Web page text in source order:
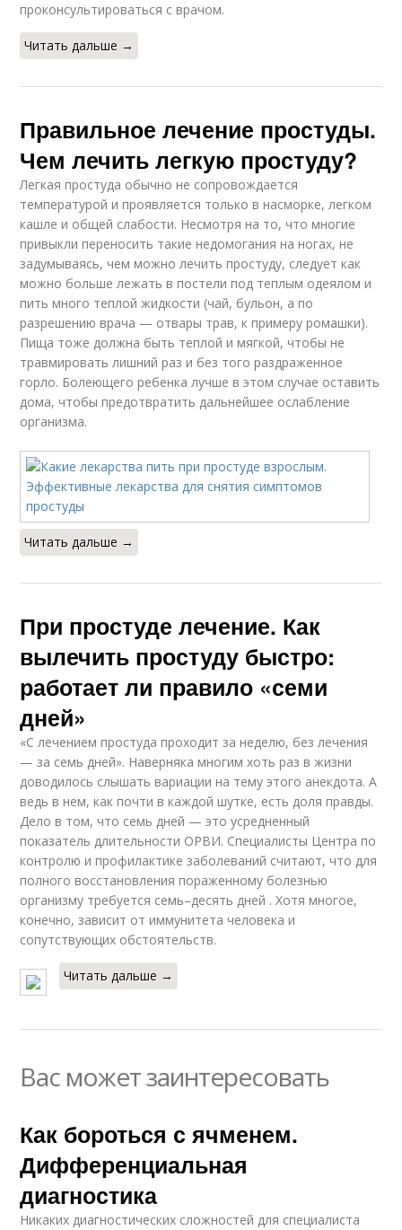
проконсультироваться с врачом.
Читать дальше →
Правильное лечение простуды.
Чем лечить легкую простуду?
Легкая простуда обычно не сопровождается
температурой и проявляется только в насморке, легком
кашле и общей слабости. Несмотря на то, что многие
привыкли переносить такие недомогания на ногах, не
задумываясь, чем можно лечить простуду, следует как
можно больше лежать в постели под теплым одеялом и
пить много теплой жидкости (чай, бульон, а по
разрешению врача — отвары трав, к примеру ромашки).
Пища тоже должна быть теплой и мягкой, чтобы не
травмировать лишний раз и без того раздраженное
горло. Болеющего ребенка лучше в этом случае оставить
дома, чтобы предотвратить дальнейшее ослабление
организма.
Читать дальше →
При простуде лечение. Как
вылечить простуду быстро:
работает ли правило «семи
дней»
«С лечением простуда проходит за неделю, без лечения
— за семь дней». Наверняка многим хоть раз в жизни
доводилось слышать вариации на тему этого анекдота. А
ведь в нем, как почти в каждой шутке, есть доля правды.
Дело в том, что семь дней — это усредненный
показатель длительности ОРВИ. Специалисты Центра по
контролю и профилактике заболеваний считают, что для
полного восстановления пораженному болезнью
организму требуется семь–десять дней . Хотя многое,
конечно, зависит от иммунитета человека и
сопутствующих обстоятельств.
Читать дальше →
Вас может заинтересовать
Как бороться с ячменем.
Дифференциальная
диагностика
Никаких диагностических сложностей для специалиста